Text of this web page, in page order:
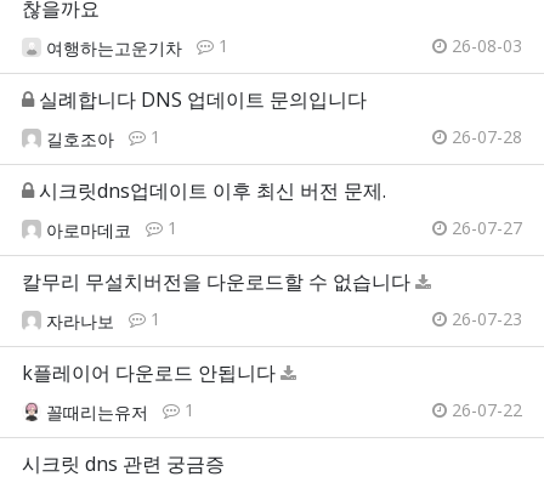
찮을까요
여행하는고운기차 1 26-08-03
실례합니다 DNS 업데이트 문의입니다
길호조아 1 26-07-28
시크릿dns업데이트 이후 최신 버전 문제.
아로마데코 1 26-07-27
칼무리 무설치버전을 다운로드할 수 없습니다
자라나보 1 26-07-23
k플레이어 다운로드 안됩니다
꼴때리는유저 1 26-07-22
시크릿 dns 관련 궁금증